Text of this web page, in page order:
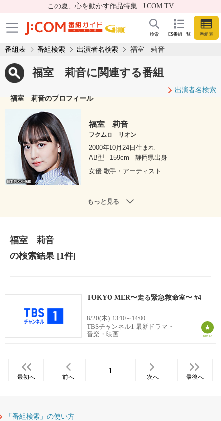
この夏、心を動かす作品特集 | J:COM TV
CS番組一覧 番組表
検索
番組表 番組検索 出演者名検索 福室 莉音
福室 莉音に関連する番組
出演者名検索
福室 莉音のプロフィール
福室 莉音
フクムロ リオン
2000年10月24日生まれ
AB型
159cm
静岡県出身
女優 歌手・アーティスト
もっと見る
福室 莉音
の検索結果[1件]
TOKYO MER〜走る緊急救命室〜 #4
8/20(木) 13:10～14:00
TBSチャンネル1 最新ドラマ・
音楽・映画
最初へ 前へ
1
次へ 最後へ
「番組検索」の使い方